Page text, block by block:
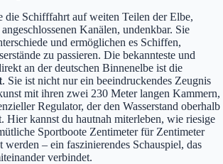
die Schifffahrt auf weiten Teilen der Elbe,
Kanälen, undenkbar. Sie
und ermöglichen es Schiffen,
zu passieren. Die bekannteste und
an der deutschen Binnenelbe ist die
. Sie ist nicht nur ein beeindruckendes Zeugnis
mit ihren zwei 230 Meter langen Kammern,
Regulator, der den Wasserstand oberhalb
Hier kannst du hautnah miterleben, wie riesige
Sportboote Zentimeter für Zentimeter
werden – ein faszinierendes Schauspiel, das
verbindet.